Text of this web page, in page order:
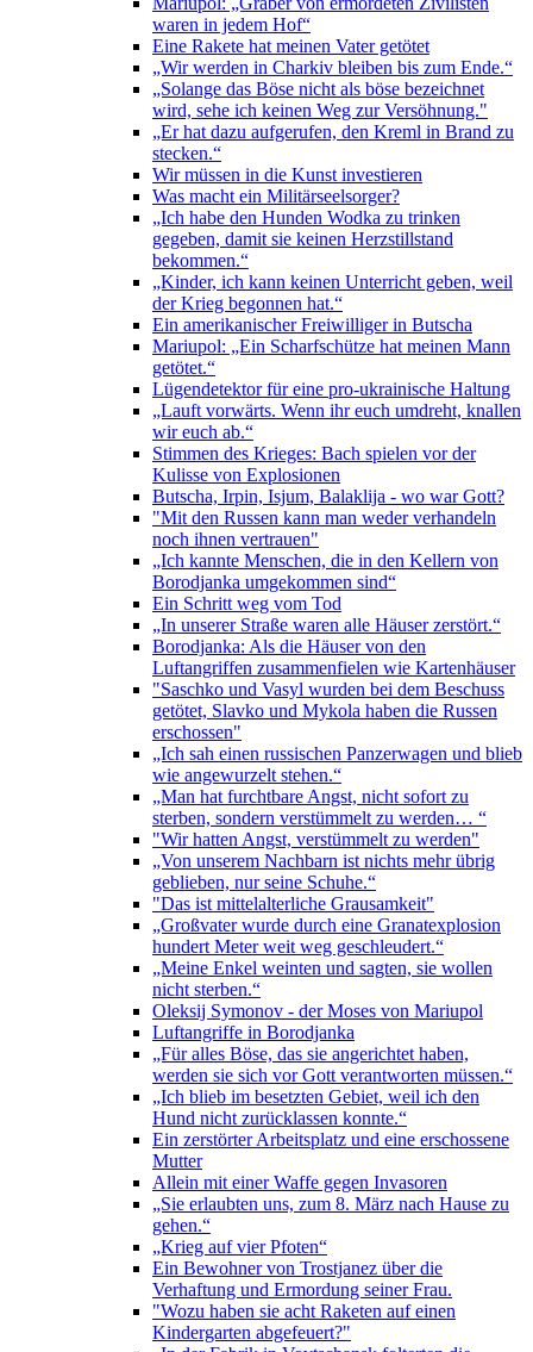
waren in jedem Hof“
Eine Rakete hat meinen Vater getötet
„Wir werden in Charkiv bleiben bis zum Ende.“
„Solange das Böse nicht als böse bezeichnet
wird, sehe ich keinen Weg zur Versöhnung."
„Er hat dazu aufgerufen, den Kreml in Brand zu
stecken.“
Wir müssen in die Kunst investieren
Was macht ein Militärseelsorger?
„Ich habe den Hunden Wodka zu trinken
gegeben, damit sie keinen Herzstillstand
bekommen.“
„Kinder, ich kann keinen Unterricht geben, weil
der Krieg begonnen hat.“
Ein amerikanischer Freiwilliger in Butscha
Mariupol: „Ein Scharfschütze hat meinen Mann
getötet.“
Lügendetektor für eine pro-ukrainische Haltung
„Lauft vorwärts. Wenn ihr euch umdreht, knallen
wir euch ab.“
Stimmen des Krieges: Bach spielen vor der
Kulisse von Explosionen
Butscha, Irpin, Isjum, Balaklija - wo war Gott?
"Mit den Russen kann man weder verhandeln
noch ihnen vertrauen"
„Ich kannte Menschen, die in den Kellern von
Borodjanka umgekommen sind“
Ein Schritt weg vom Tod
„In unserer Straße waren alle Häuser zerstört.“
Borodjanka: Als die Häuser von den
Luftangriffen zusammenfielen wie Kartenhäuser
"Saschko und Vasyl wurden bei dem Beschuss
getötet, Slavko und Mykola haben die Russen
erschossen"
„Ich sah einen russischen Panzerwagen und blieb
wie angewurzelt stehen.“
„Man hat furchtbare Angst, nicht sofort zu
sterben, sondern verstümmelt zu werden… “
"Wir hatten Angst, verstümmelt zu werden"
„Von unserem Nachbarn ist nichts mehr übrig
geblieben, nur seine Schuhe.“
"Das ist mittelalterliche Grausamkeit"
„Großvater wurde durch eine Granatexplosion
hundert Meter weit weg geschleudert.“
„Meine Enkel weinten und sagten, sie wollen
nicht sterben.“
Oleksij Symonov - der Moses von Mariupol
Luftangriffe in Borodjanka
„Für alles Böse, das sie angerichtet haben,
werden sie sich vor Gott verantworten müssen.“
„Ich blieb im besetzten Gebiet, weil ich den
Hund nicht zurücklassen konnte.“
Ein zerstörter Arbeitsplatz und eine erschossene
Mutter
Allein mit einer Waffe gegen Invasoren
„Sie erlaubten uns, zum 8. März nach Hause zu
gehen.“
„Krieg auf vier Pfoten“
Ein Bewohner von Trostjanez über die
Verhaftung und Ermordung seiner Frau.
"Wozu haben sie acht Raketen auf einen
Kindergarten abgefeuert?"